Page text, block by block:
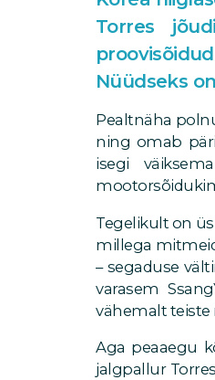
Torres
Nüüdseks
Pealtnäha
ning omab
isegi
Tegelikult on
millega mitmeid
– segaduse
varasem
vähemalt teiste
Aga peaaegu
jalgpallur